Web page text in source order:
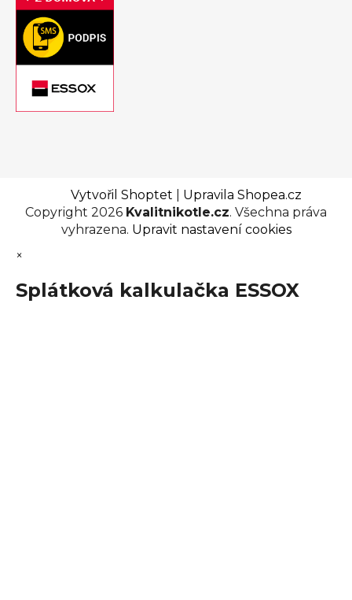
Vytvořil Shoptet
Upravila Shopea.cz
Copyright 2026 Kvalitnikotle.cz. Všechna práva
vyhrazena. Upravit nastavení cookies
×
Splátková kalkulačka ESSOX